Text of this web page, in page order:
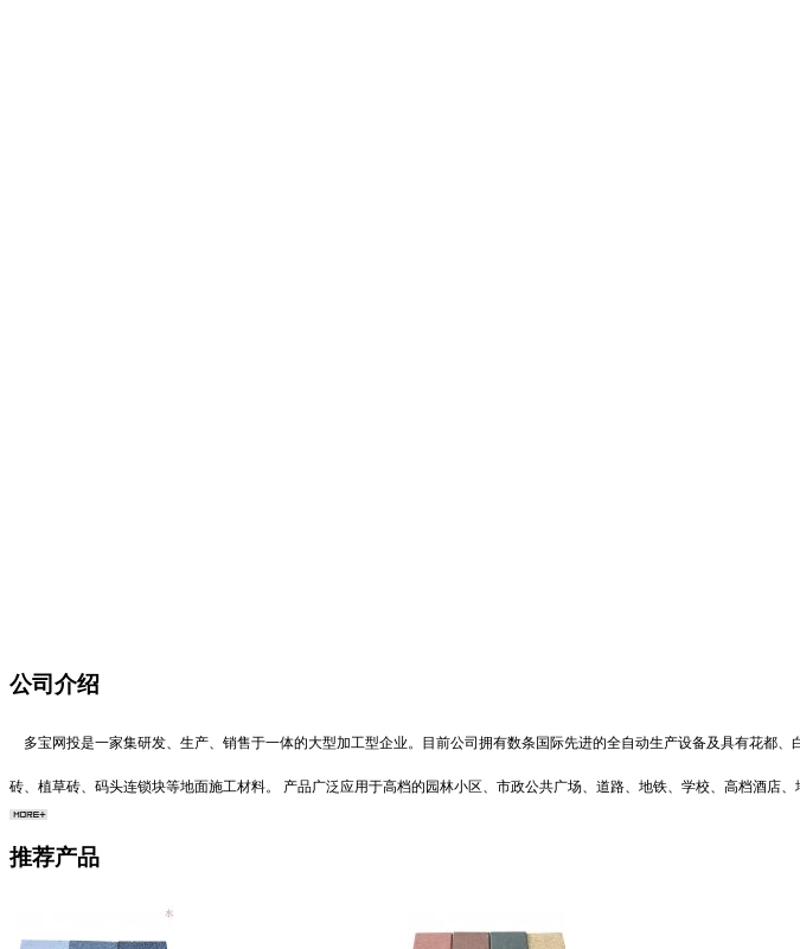
公司介绍
多宝网投是一家集研发、生产、销售于一体的大型加工型企业。目前公司拥有数条国际先进的全自动生产设备及具有花都
砖、植草砖、码头连锁块等地面施工材料。 产品广泛应用于高档的园林小区、市政公共广场、道路、地铁、学校、高档酒店、
推荐产品